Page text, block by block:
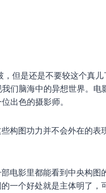
但是还是不要较这个真儿
们脑海中的异想世界。电
出色的摄影师。
构图功力并不会外在的表
电影里都能看到中央构图
一个好处就是主体明了，